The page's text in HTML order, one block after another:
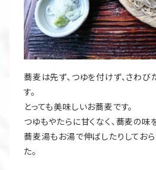
蕎麦は先ず、つゆを付けず、さわ
す。
とっても美味しいお蕎麦です。
つゆもやたらに甘くなく、蕎麦の味
蕎麦湯もお湯で伸ばしたりしてお
た。